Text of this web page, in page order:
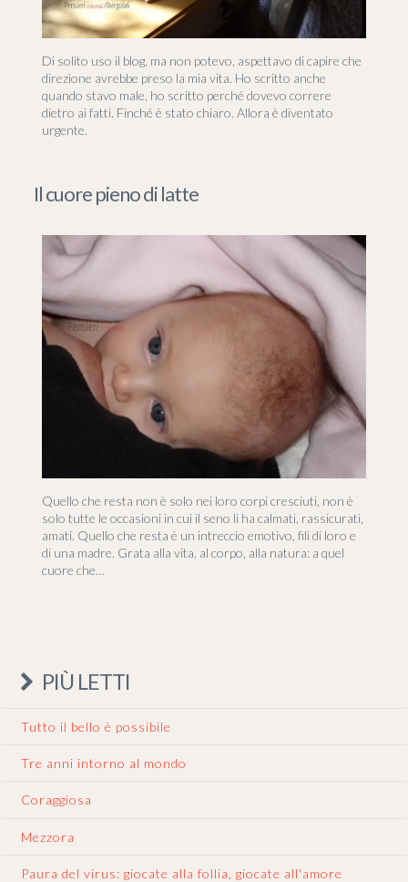
Di solito uso il blog, ma non potevo, aspettavo di capire che
direzione avrebbe preso la mia vita. Ho scritto anche
quando stavo male, ho scritto perché dovevo correre
dietro ai fatti. Finché è stato chiaro. Allora è diventato
urgente.
Il cuore pieno di latte
Quello che resta non è solo nei loro corpi cresciuti, non è
solo tutte le occasioni in cui il seno li ha calmati, rassicurati,
amati. Quello che resta è un intreccio emotivo, fili di loro e
di una madre. Grata alla vita, al corpo, alla natura: a quel
cuore che…
PIÙ LETTI
Tutto il bello è possibile
Tre anni intorno al mondo
Coraggiosa
Mezzora
Paura del virus: giocate alla follia, giocate all'amore